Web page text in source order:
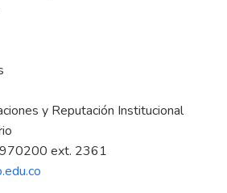
y Reputación Institucional
ext. 2361